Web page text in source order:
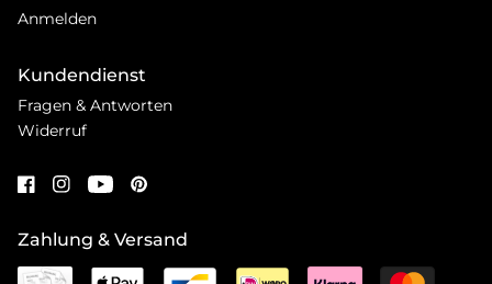
Anmelden
Kundendienst
Fragen & Antworten
Widerruf
Zahlung & Versand